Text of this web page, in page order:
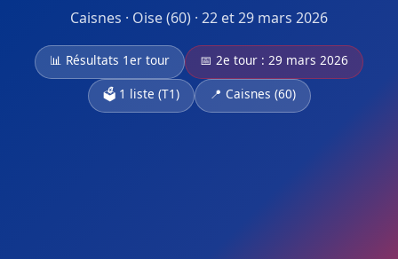
Caisnes · Oise (60) · 22 et 29 mars 2026
📊 Résultats 1er tour
📅 2e tour : 29 mars 2026
🗳️ 1 liste (T1)
📍 Caisnes (60)